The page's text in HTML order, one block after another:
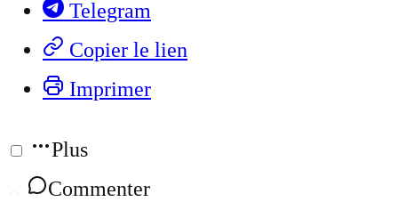
Telegram
Copier le lien
Imprimer
Plus
Commenter